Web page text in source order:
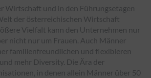
Wirtschaft und in den Führungsetagen
der österreichischen Wirtschaft
Vielfalt kann den Unternehmen nur
nicht nur um Frauen. Auch Männer
familienfreundlichen und flexibleren
mehr Diversity. Die Ära der
in denen allein Männer über 50